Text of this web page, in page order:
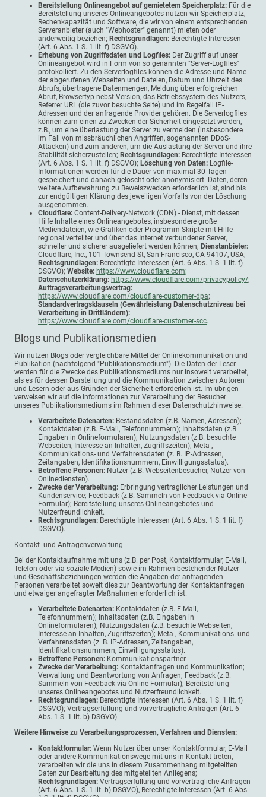
Bereitstellung Onlineangebot auf gemietetem Speicherplatz: Für die
Bereitstellung unseres Onlineangebotes nutzen wir Speicherplatz,
Rechenkapazität und Software, die wir von einem entsprechenden
Serveranbieter (auch "Webhoster" genannt) mieten oder
anderweitig beziehen; Rechtsgrundlagen: Berechtigte Interessen
(Art. 6 Abs. 1 S. 1 lit. f) DSGVO).
Erhebung von Zugriffsdaten und Logfiles: Der Zugriff auf unser
Onlineangebot wird in Form von so genannten "Server-Logfiles"
protokolliert. Zu den Serverlogfiles können die Adresse und Name
der abgerufenen Webseiten und Dateien, Datum und Uhrzeit des
Abrufs, übertragene Datenmengen, Meldung über erfolgreichen
Abruf, Browsertyp nebst Version, das Betriebssystem des Nutzers,
Referrer URL (die zuvor besuchte Seite) und im Regelfall IP-
Adressen und der anfragende Provider gehören. Die Serverlogfiles
können zum einen zu Zwecken der Sicherheit eingesetzt werden,
z.B., um eine überlastung der Server zu vermeiden (insbesondere
im Fall von missbräuchlichen Angriffen, sogenannten DDoS-
Attacken) und zum anderen, um die Auslastung der Server und ihre
Stabilität sicherzustellen; Rechtsgrundlagen: Berechtigte Interessen
(Art. 6 Abs. 1 S. 1 lit. f) DSGVO); Löschung von Daten: Logfile-
Informationen werden für die Dauer von maximal 30 Tagen
gespeichert und danach gelöscht oder anonymisiert. Daten, deren
weitere Aufbewahrung zu Beweiszwecken erforderlich ist, sind bis
zur endgültigen Klärung des jeweiligen Vorfalls von der Löschung
ausgenommen.
Cloudflare: Content-Delivery-Network (CDN) - Dienst, mit dessen
Hilfe Inhalte eines Onlineangebotes, insbesondere große
Mediendateien, wie Grafiken oder Programm-Skripte mit Hilfe
regional verteilter und über das Internet verbundener Server,
schneller und sicherer ausgeliefert werden können; Dienstanbieter:
Cloudflare, Inc., 101 Townsend St, San Francisco, CA 94107, USA;
Rechtsgrundlagen: Berechtigte Interessen (Art. 6 Abs. 1 S. 1 lit. f)
DSGVO); Website: https://www.cloudflare.com;
Datenschutzerklärung: https://www.cloudflare.com/privacypolicy/;
Auftragsverarbeitungsvertrag:
https://www.cloudflare.com/cloudflare-customer-dpa;
Standardvertragsklauseln (Gewährleistung Datenschutzniveau bei
Verarbeitung in Drittländern):
https://www.cloudflare.com/cloudflare-customer-scc.
Blogs und Publikationsmedien
Wir nutzen Blogs oder vergleichbare Mittel der Onlinekommunikation und
Publikation (nachfolgend "Publikationsmedium"). Die Daten der Leser
werden für die Zwecke des Publikationsmediums nur insoweit verarbeitet,
als es für dessen Darstellung und die Kommunikation zwischen Autoren
und Lesern oder aus Gründen der Sicherheit erforderlich ist. Im übrigen
verweisen wir auf die Informationen zur Verarbeitung der Besucher
unseres Publikationsmediums im Rahmen dieser Datenschutzhinweise.
Verarbeitete Datenarten: Bestandsdaten (z.B. Namen, Adressen);
Kontaktdaten (z.B. E-Mail, Telefonnummern); Inhaltsdaten (z.B.
Eingaben in Onlineformularen); Nutzungsdaten (z.B. besuchte
Webseiten, Interesse an Inhalten, Zugriffszeiten); Meta-,
Kommunikations- und Verfahrensdaten (z. B. IP-Adressen,
Zeitangaben, Identifikationsnummern, Einwilligungsstatus).
Betroffene Personen: Nutzer (z.B. Webseitenbesucher, Nutzer von
Onlinediensten).
Zwecke der Verarbeitung: Erbringung vertraglicher Leistungen und
Kundenservice; Feedback (z.B. Sammeln von Feedback via Online-
Formular); Bereitstellung unseres Onlineangebotes und
Nutzerfreundlichkeit.
Rechtsgrundlagen: Berechtigte Interessen (Art. 6 Abs. 1 S. 1 lit. f)
DSGVO).
Kontakt- und Anfragenverwaltung
Bei der Kontaktaufnahme mit uns (z.B. per Post, Kontaktformular, E-Mail,
Telefon oder via soziale Medien) sowie im Rahmen bestehender Nutzer-
und Geschäftsbeziehungen werden die Angaben der anfragenden
Personen verarbeitet soweit dies zur Beantwortung der Kontaktanfragen
und etwaiger angefragter Maßnahmen erforderlich ist.
Verarbeitete Datenarten: Kontaktdaten (z.B. E-Mail,
Telefonnummern); Inhaltsdaten (z.B. Eingaben in
Onlineformularen); Nutzungsdaten (z.B. besuchte Webseiten,
Interesse an Inhalten, Zugriffszeiten); Meta-, Kommunikations- und
Verfahrensdaten (z. B. IP-Adressen, Zeitangaben,
Identifikationsnummern, Einwilligungsstatus).
Betroffene Personen: Kommunikationspartner.
Zwecke der Verarbeitung: Kontaktanfragen und Kommunikation;
Verwaltung und Beantwortung von Anfragen; Feedback (z.B.
Sammeln von Feedback via Online-Formular); Bereitstellung
unseres Onlineangebotes und Nutzerfreundlichkeit.
Rechtsgrundlagen: Berechtigte Interessen (Art. 6 Abs. 1 S. 1 lit. f)
DSGVO); Vertragserfüllung und vorvertragliche Anfragen (Art. 6
Abs. 1 S. 1 lit. b) DSGVO).
Weitere Hinweise zu Verarbeitungsprozessen, Verfahren und Diensten:
Kontaktformular: Wenn Nutzer über unser Kontaktformular, E-Mail
oder andere Kommunikationswege mit uns in Kontakt treten,
verarbeiten wir die uns in diesem Zusammenhang mitgeteilten
Daten zur Bearbeitung des mitgeteilten Anliegens;
Rechtsgrundlagen: Vertragserfüllung und vorvertragliche Anfragen
(Art. 6 Abs. 1 S. 1 lit. b) DSGVO), Berechtigte Interessen (Art. 6 Abs.